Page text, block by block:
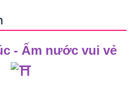
- Ấm nước vui vẻ